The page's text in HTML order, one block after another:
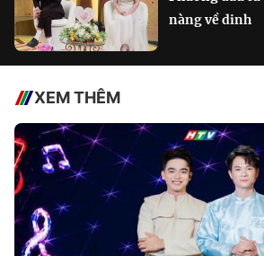
nàng về dinh
XEM THÊM